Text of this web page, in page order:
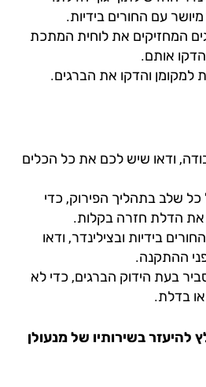
עם החורים בידיות.
את לוחית המתכת
אותם.
והדקו את הברגים.
ודאו שיש לכם את כל הכלים
בתהליך הפירוק, כדי
חזרה בקלות.
בידיות ובצילינדר, ודאו
הידוק הברגים, כדי לא
בשירותיו של מנעולן